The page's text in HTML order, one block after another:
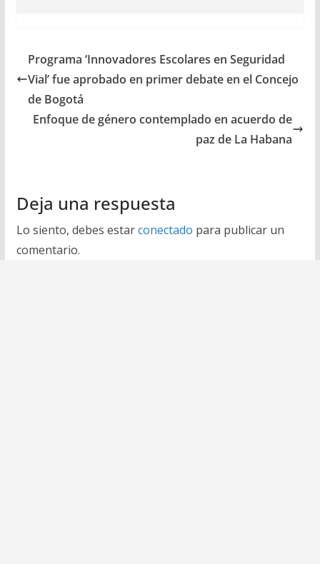
Programa ‘Innovadores Escolares en Seguridad
Vial’ fue aprobado en primer debate en el Concejo
de Bogotá
Enfoque de género contemplado en acuerdo de
paz de La Habana
Deja una respuesta
Lo siento, debes estarconectado para publicar un
comentario.